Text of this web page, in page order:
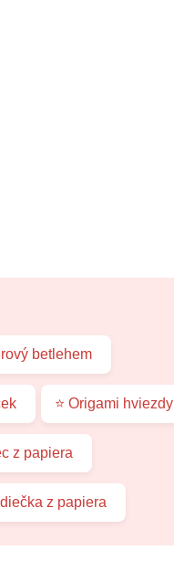
betlehem
⭐ Origami hviezdy
z papiera
z papiera